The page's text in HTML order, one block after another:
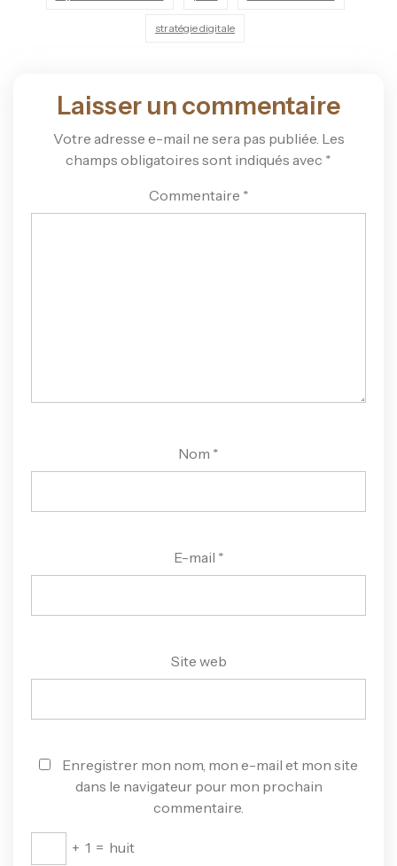
stratégie digitale
Laisser un commentaire
Votre adresse e-mail ne sera pas publiée. Les
champs obligatoires sont indiqués avec *
Commentaire *
Nom *
E-mail *
Site web
Enregistrer mon nom, mon e-mail et mon site
dans le navigateur pour mon prochain
commentaire.
+ 1 = huit